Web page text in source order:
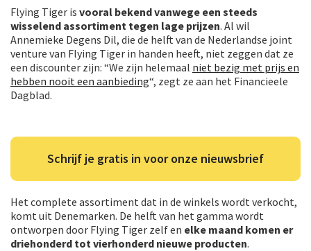
Flying Tiger is vooral bekend vanwege een steeds
wisselend assortiment tegen lage prijzen. Al wil
Annemieke Degens Dil, die de helft van de Nederlandse joint
venture van Flying Tiger in handen heeft, niet zeggen dat ze
een discounter zijn: “We zijn helemaal niet bezig met prijs en
hebben nooit een aanbieding“, zegt ze aan het Financieele
Dagblad.
Schrijf je gratis in voor onze nieuwsbrief
Het complete assortiment dat in de winkels wordt verkocht,
komt uit Denemarken. De helft van het gamma wordt
ontworpen door Flying Tiger zelf en elke maand komen er
driehonderd tot vierhonderd nieuwe producten.